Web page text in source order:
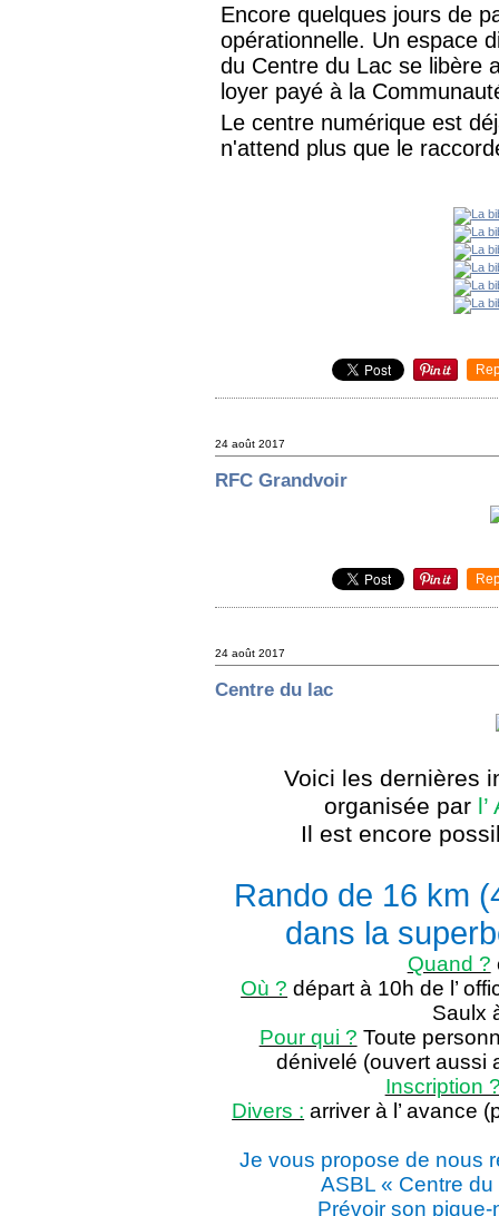
Encore quelques jours de
opérationnelle. Un espace
du Centre du Lac se libère
loyer payé à la
Le centre numérique est
n'attend plus que le
24 août 2017
RFC Grandvoir
24 août 2017
Centre du lac
Voici les dernières
organisée par
Il est encore
Rando de 16 km
dans la
Quand ?
Où ? départ à 10h de l’
Saulx
Pour qui ? Toute
dénivelé (ouvert aussi
Inscription
Divers : arriver à l’ avance
Je vous propose de nous
ASBL « Centre
Prévoir son